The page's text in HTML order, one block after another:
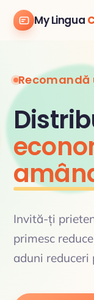
My Lingua
Recomandă
Invită-ți
primesc
aduni